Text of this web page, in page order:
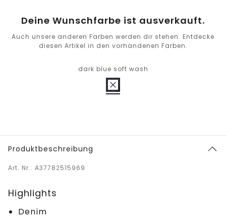
Deine Wunschfarbe ist ausverkauft.
Auch unsere anderen Farben werden dir stehen. Entdecke
diesen Artikel in den vorhandenen Farben.
dark blue soft wash
Produktbeschreibung
Art. Nr.: A37782515969
Highlights
Denim